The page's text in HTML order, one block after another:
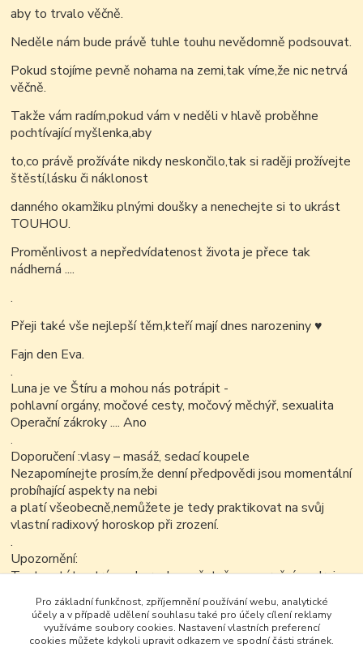
aby to trvalo věčně.
Neděle nám bude právě tuhle touhu nevědomně podsouvat.
Pokud stojíme pevně nohama na zemi,tak víme,že nic netrvá
věčně.
Takže vám radím,pokud vám v neděli v hlavě proběhne
pochtívající myšlenka,aby
to,co právě prožíváte nikdy neskončilo,tak si raději prožívejte
štěstí,lásku či náklonost
danného okamžiku plnými doušky a nenechejte si to ukrást
TOUHOU.
Proměnlivost a nepředvídatenost života je přece tak
nádherná ....
.
Přeji také vše nejlepší těm,kteří mají dnes narozeniny♥
Fajn den Eva.
.
Luna je ve Štíru a mohou nás potrápit -
pohlavní orgány, močové cesty, močový měchýř, sexualita
Operační zákroky .... Ano
.
Doporučení :vlasy – masáž, sedací koupele
Nezapomínejte prosím,že denní předpovědi jsou momentální
probíhající aspekty na nebi
a platí všeobecně,nemůžete je tedy praktikovat na svůj
vlastní radixový horoskop při zrození.
.
Upozornění:
Text na této stránce ,horoskop včetně upozornění a zdroje
je možné v nezkrácené a neupravené podobě dále kopírovat
nekomerčním
způsobem..
Pro základní funkčnost, zpříjemnění používání webu, analytické
účely a v případě udělení souhlasu také pro účely cílení reklamy
využíváme soubory cookies. Nastavení vlastních preferencí
cookies můžete kdykoli upravit odkazem ve spodní části stránek.